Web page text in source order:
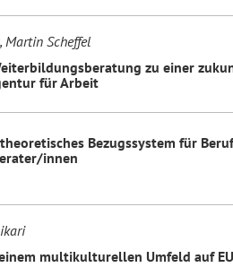
Martin Scheffel
zu einer
für Arbeit
Bezugssystem für
innen
multikulturellen Umfeld auf